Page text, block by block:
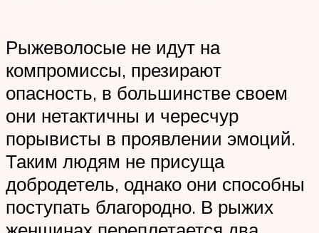
Рыжеволосые не идут на
компромиссы, презирают
опасность, в большинстве своем
они нетактичны и чересчур
порывисты в проявлении эмоций.
Таким людям не присуща
добродетель, однако они способны
поступать благородно. В рыжих